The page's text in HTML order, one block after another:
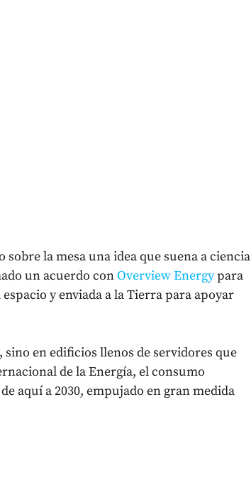
sobre la mesa una idea que suena a ciencia
un acuerdo conOverview Energypara
y enviada a la Tierra para apoyar
en edificios llenos de servidores que
de la Energía, el consumo
aquí a 2030, empujado en gran medida